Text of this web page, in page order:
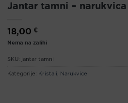
Jantar tamni – narukvica
18,00 €
Nema na zalihi
SKU: jantar tamni
Kategorije: Kristali Narukvice